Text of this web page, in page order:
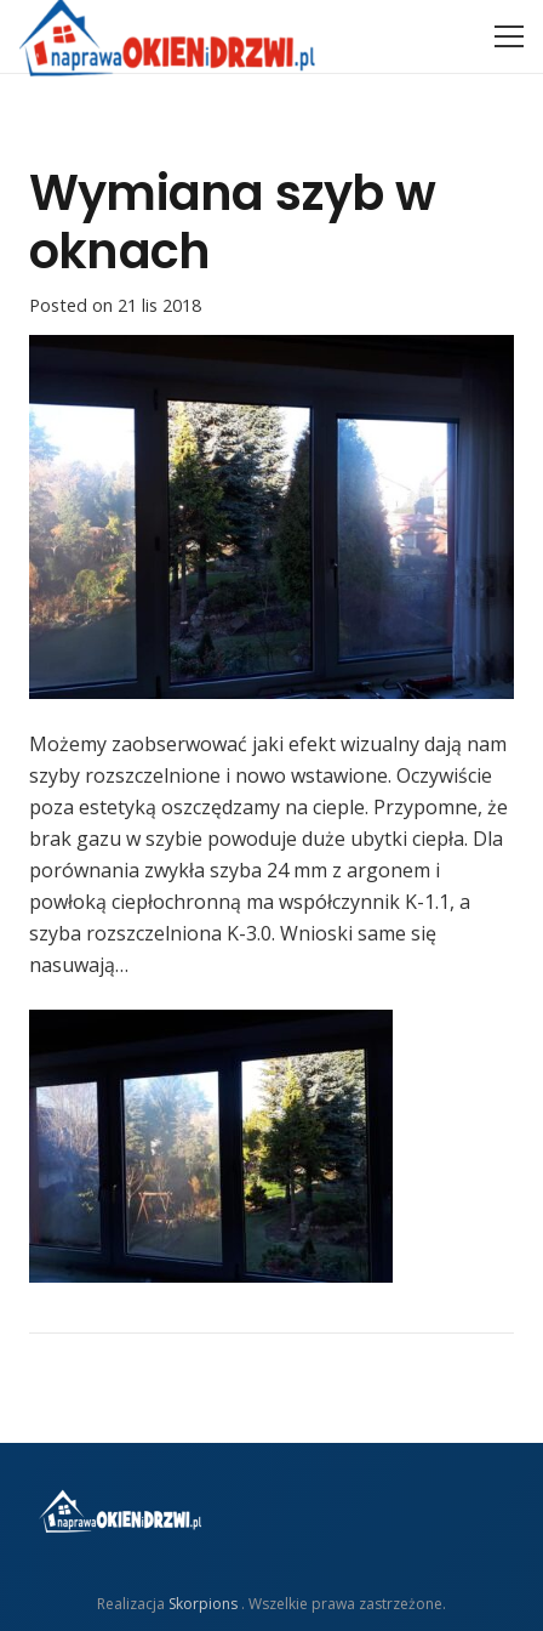
Wymiana szyb w
oknach
Posted on 21 lis 2018
Możemy zaobserwować jaki efekt wizualny dają nam
szyby rozszczelnione i nowo wstawione. Oczywiście
poza estetyką oszczędzamy na cieple. Przypomne, że
brak gazu w szybie powoduje duże ubytki ciepła. Dla
porównania zwykła szyba 24 mm z argonem i
powłoką ciepłochronną ma współczynnik K-1.1, a
szyba rozszczelniona K-3.0. Wnioski same się
nasuwają…
Realizacja Skorpions . Wszelkie prawa zastrzeżone.